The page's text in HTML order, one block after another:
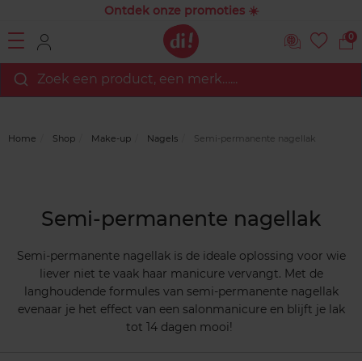
Ontdek onze promoties ☀️
0
Zoek een product, een merk…...
Home Shop Make-up Nagels Semi-permanente nagellak
Semi-permanente nagellak
Semi-permanente nagellak is de ideale oplossing voor wie
liever niet te vaak haar manicure vervangt. Met de
langhoudende formules van semi-permanente nagellak
evenaar je het effect van een salonmanicure en blijft je lak
tot 14 dagen mooi!